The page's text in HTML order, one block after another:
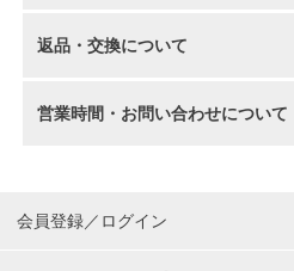
返品・交換について
営業時間・お問い合わせについて
会員登録／ログイン